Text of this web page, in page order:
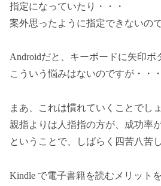
指定になっていたり・・・
案外思ったように指定できないので
Androidだと、キーボードに矢印ボ
こういう悩みはないのですが・・・
まあ、これは慣れていくことでしょ
親指よりは人指指の方が、成功率
ということで、しばらく四苦八苦
Kindle で電子書籍を読むメリット